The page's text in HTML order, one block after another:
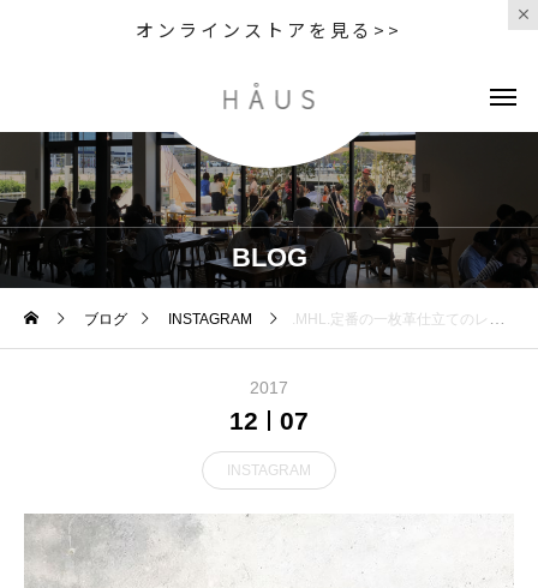
オンラインストアを見る>>
BLOG
ブログ INSTAGRAM .MHL.定番の一枚革仕立てのレザーポーチ。新色のTANと定番のブラック。.あわせてこちらもどうぞ︎@haus_howell ..#MHL.#BASIC LEATHER#leather#pouch#革#tan#hausmatsue #島根#松江
2017
12 07
INSTAGRAM